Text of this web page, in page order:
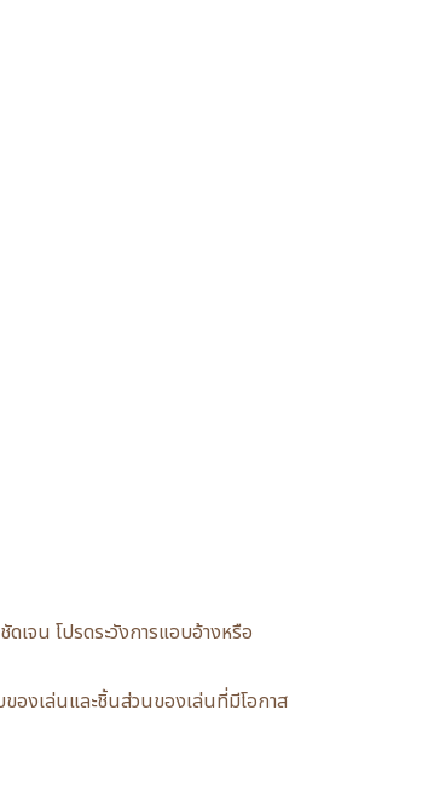
จน โปรดระวังการแอบอ้างหรือ
องเล่นและชิ้นส่วนของเล่นที่มีโอกาส